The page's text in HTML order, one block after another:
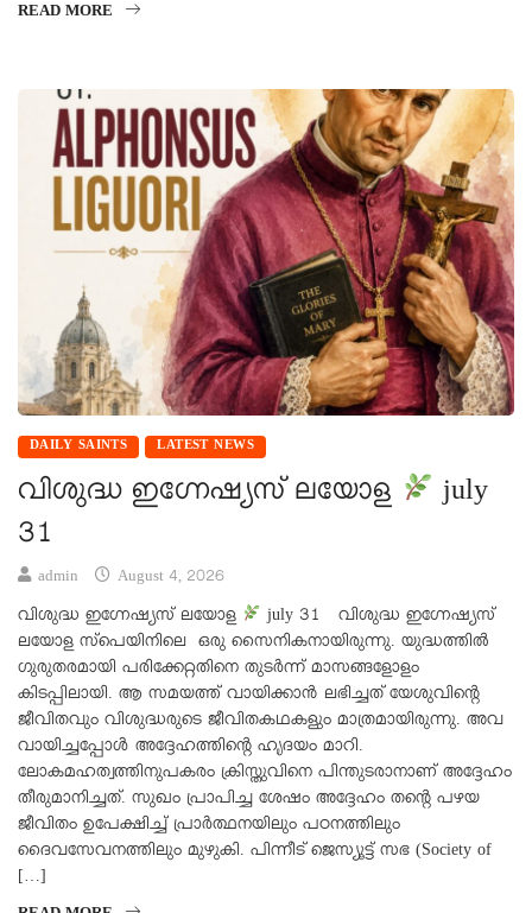
READ MORE
DAILY SAINTS LATEST NEWS
വിശുദ്ധ ഇഗ്നേഷ്യസ് ലയോള
july
31
admin August 4, 2026
വിശുദ്ധ ഇഗ്നേഷ്യസ് ലയോള
july 31 വിശുദ്ധ ഇഗ്നേഷ്യസ്
ലയോള സ്പെയിനിലെ ഒരു സൈനികനായിരുന്നു. യുദ്ധത്തിൽ
ഗുരുതരമായി പരിക്കേറ്റതിനെ തുടർന്ന് മാസങ്ങളോളം
കിടപ്പിലായി. ആ സമയത്ത് വായിക്കാൻ ലഭിച്ചത് യേശുവിന്റെ
ജീവിതവും വിശുദ്ധരുടെ ജീവിതകഥകളും മാത്രമായിരുന്നു. അവ
വായിച്ചപ്പോൾ അദ്ദേഹത്തിന്റെ ഹൃദയം മാറി.
ലോകമഹത്വത്തിനുപകരം ക്രിസ്തുവിനെ പിന്തുടരാനാണ് അദ്ദേഹം
തീരുമാനിച്ചത്. സുഖം പ്രാപിച്ച ശേഷം അദ്ദേഹം തന്റെ പഴയ
ജീവിതം ഉപേക്ഷിച്ച് പ്രാർത്ഥനയിലും പഠനത്തിലും
ദൈവസേവനത്തിലും മുഴുകി. പിന്നീട് ജെസ്യൂട്ട് സഭ (Society of
[…]